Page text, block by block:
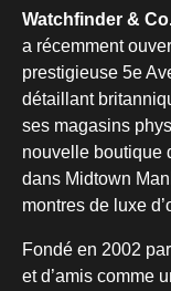
Watchfinder &
a récemment
prestigieuse 5e
détaillant
ses magasins
nouvelle boutique
dans Midtown
montres de luxe
Fondé en 2002
et d’amis comme